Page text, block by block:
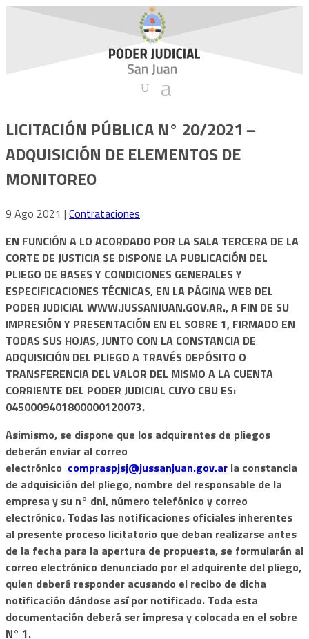
LICITACIÓN PÚBLICA N° 20/2021 –
ADQUISICIÓN DE ELEMENTOS DE
MONITOREO
9 Ago 2021 | Contrataciones
EN FUNCIÓN A LO ACORDADO POR LA SALA TERCERA DE LA
CORTE DE JUSTICIA SE DISPONE LA PUBLICACIÓN DEL
PLIEGO DE BASES Y CONDICIONES GENERALES Y
ESPECIFICACIONES TÉCNICAS, EN LA PÁGINA WEB DEL
PODER JUDICIAL WWW.JUSSANJUAN.GOV.AR., A FIN DE SU
IMPRESIÓN Y PRESENTACIÓN EN EL SOBRE 1, FIRMADO EN
TODAS SUS HOJAS, JUNTO CON LA CONSTANCIA DE
ADQUISICIÓN DEL PLIEGO A TRAVÉS DEPÓSITO O
TRANSFERENCIA DEL VALOR DEL MISMO A LA CUENTA
CORRIENTE DEL PODER JUDICIAL CUYO CBU ES:
0450009401800000120073.
Asimismo, se dispone que los adquirentes de pliegos
deberán enviar al correo
electrónico compraspjsj@jussanjuan.gov.ar la constancia
de adquisición del pliego, nombre del responsable de la
empresa y su n° dni, número telefónico y correo
electrónico. Todas las notificaciones oficiales inherentes
al presente proceso licitatorio que deban realizarse antes
de la fecha para la apertura de propuesta, se formularán al
correo electrónico denunciado por el adquirente del pliego,
quien deberá responder acusando el recibo de dicha
notificación dándose así por notificado. Toda esta
documentación deberá ser impresa y colocada en el sobre
N° 1.